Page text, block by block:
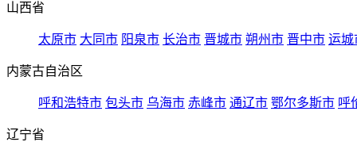
山西省
太原市 大同市 阳泉市 长治市 晋城市 朔州市 晋中市 运城
内蒙古自治区
呼和浩特市 包头市 乌海市 赤峰市 通辽市 鄂尔多斯市 呼
辽宁省